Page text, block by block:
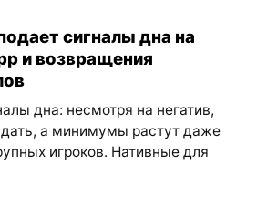
сигналы дна на
и возвращения
дна: несмотря на негатив,
а минимумы растут даже
игроков. Нативные для